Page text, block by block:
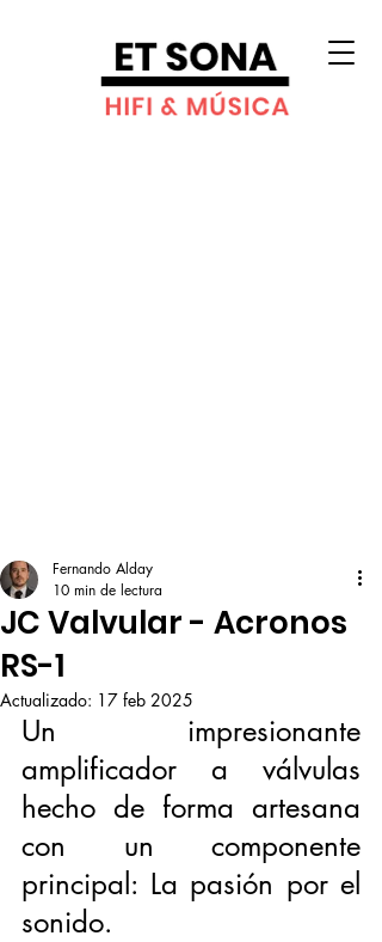
JC Valvular - Acronos
RS-1
Fernando Alday
10 min de lectura
Actualizado: 17 feb 2025
Un impresionante
amplificador a válvulas
hecho de forma artesana
con un componente
principal: La pasión por el
sonido.